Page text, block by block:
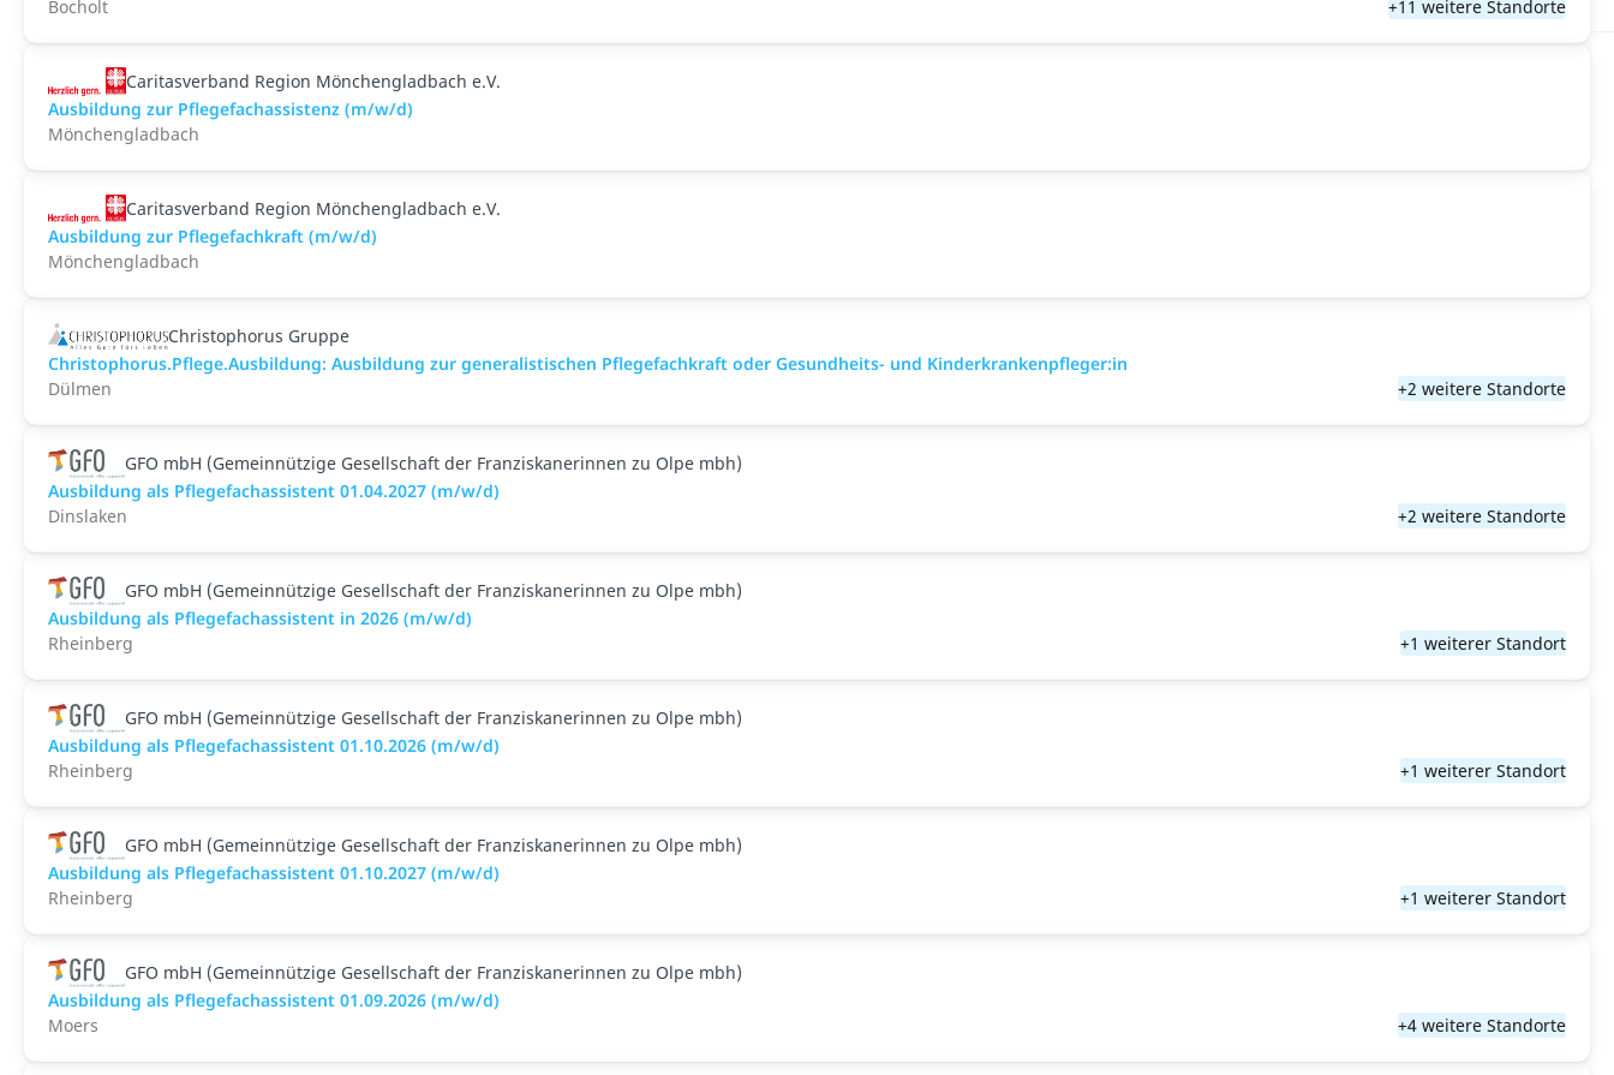
Bocholt +11 weitere Standorte
Caritasverband Region Mönchengladbach e.V.
Ausbildung zur Pflegefachassistenz (m/w/d)
Mönchengladbach
Caritasverband Region Mönchengladbach e.V.
Ausbildung zur Pflegefachkraft (m/w/d)
Mönchengladbach
Christophorus Gruppe
Christophorus.Pflege.Ausbildung: Ausbildung zur generalistischen Pflegefachkraft oder Gesundheits- und Kinderkrankenpfleger:in
Dülmen
+2 weitere Standorte
GFO mbH (Gemeinnützige Gesellschaft der Franziskanerinnen zu Olpe mbh)
Ausbildung als Pflegefachassistent 01.04.2027 (m/w/d)
Dinslaken
+2 weitere Standorte
GFO mbH (Gemeinnützige Gesellschaft der Franziskanerinnen zu Olpe mbh)
Ausbildung als Pflegefachassistent in 2026 (m/w/d)
Rheinberg
+1 weiterer Standort
GFO mbH (Gemeinnützige Gesellschaft der Franziskanerinnen zu Olpe mbh)
Ausbildung als Pflegefachassistent 01.10.2026 (m/w/d)
Rheinberg
+1 weiterer Standort
GFO mbH (Gemeinnützige Gesellschaft der Franziskanerinnen zu Olpe mbh)
Ausbildung als Pflegefachassistent 01.10.2027 (m/w/d)
Rheinberg
+1 weiterer Standort
GFO mbH (Gemeinnützige Gesellschaft der Franziskanerinnen zu Olpe mbh)
Ausbildung als Pflegefachassistent 01.09.2026 (m/w/d)
Moers
+4 weitere Standorte